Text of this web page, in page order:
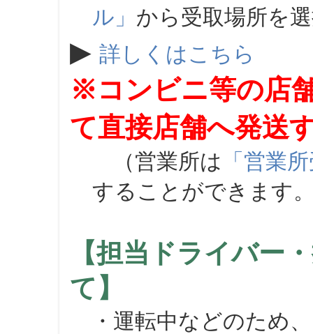
ル」 から受取場所を
▶ 詳しくはこちら
※コンビニ等の店
て直接店舗へ発送
（営業所は 「営業
することができます
【担当ドライバー
て】
・運転中などのため